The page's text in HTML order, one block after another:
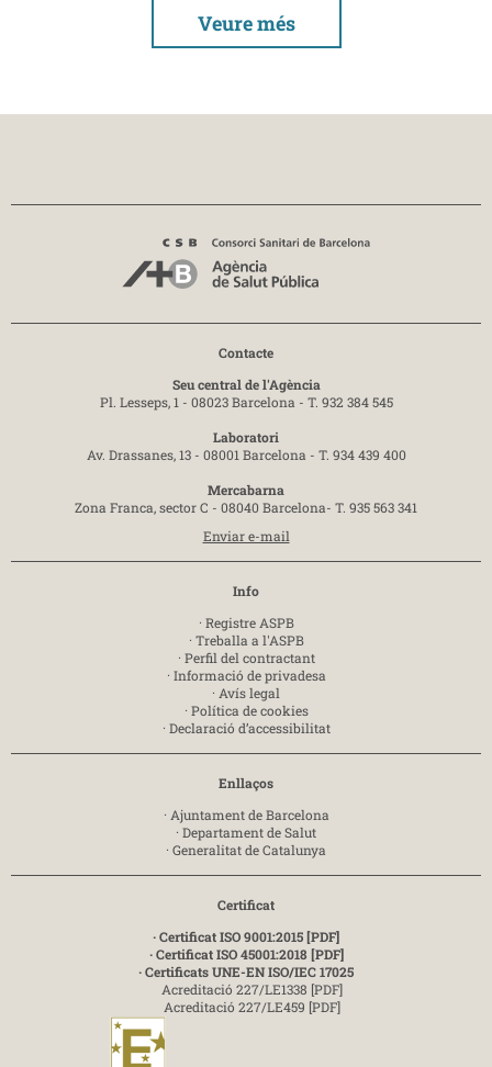
Veure més
Contacte
Seu central de l'Agència
Pl. Lesseps, 1 - 08023 Barcelona - T. 932 384 545
Laboratori
Av. Drassanes, 13 - 08001 Barcelona - T. 934 439 400
Mercabarna
Zona Franca, sector C - 08040 Barcelona- T. 935 563 341
Enviar e-mail
Info
· Registre ASPB
· Treballa a l'ASPB
· Perfil del contractant
· Informació de privadesa
· Avís legal
· Política de cookies
· Declaració d’accessibilitat
Enllaços
· Ajuntament de Barcelona
· Departament de Salut
· Generalitat de Catalunya
Certificat
· Certificat ISO 9001:2015 [PDF]
· Certificat ISO 45001:2018 [PDF]
· Certificats UNE-EN ISO/IEC 17025
Acreditació 227/LE1338 [PDF]
Acreditació 227/LE459 [PDF]